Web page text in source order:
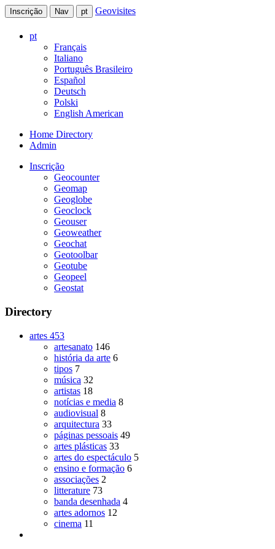
Inscrição Nav pt Geovisites
pt
Français
Italiano
Português Brasileiro
Español
Deutsch
Polski
English American
Home Directory
Admin
Inscrição
Geocounter
Geomap
Geoglobe
Geoclock
Geouser
Geoweather
Geochat
Geotoolbar
Geotube
Geopeel
Geostat
Directory
artes 453
artesanato 146
história da arte 6
tipos 7
música 32
artistas 18
notícias e media 8
audiovisual 8
arquitectura 33
páginas pessoais 49
artes plásticas 33
artes do espectáculo 5
ensino e formação 6
associações 2
litterature 73
banda desenhada 4
artes adornos 12
cinema 11